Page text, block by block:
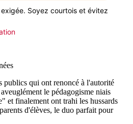
Soyez courtois et évitez